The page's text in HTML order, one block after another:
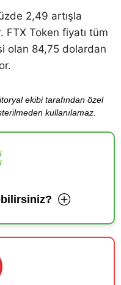
2,49 artışla
Token fiyatı tüm
olan 84,75 dolardan
ekibi tarafından özel
kullanılamaz.